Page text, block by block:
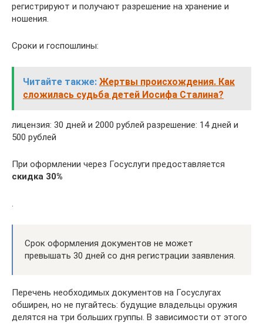
регистрируют и получают разрешение на хранение и
ношения.
Сроки и госпошлины:
Читайте также: Жертвы происхождения. Как
сложилась судьба детей Иосифа Сталина?
лицензия: 30 дней и 2000 рублей разрешение: 14 дней и
500 рублей
При оформлении через Госуслуги предоставляется
скидка 30%
.
Срок оформления документов не может
превышать 30 дней со дня регистрации заявления.
Перечень необходимых документов на Госуслугах
обширен, но не пугайтесь: будущие владельцы оружия
делятся на три больших группы. В зависимости от этого